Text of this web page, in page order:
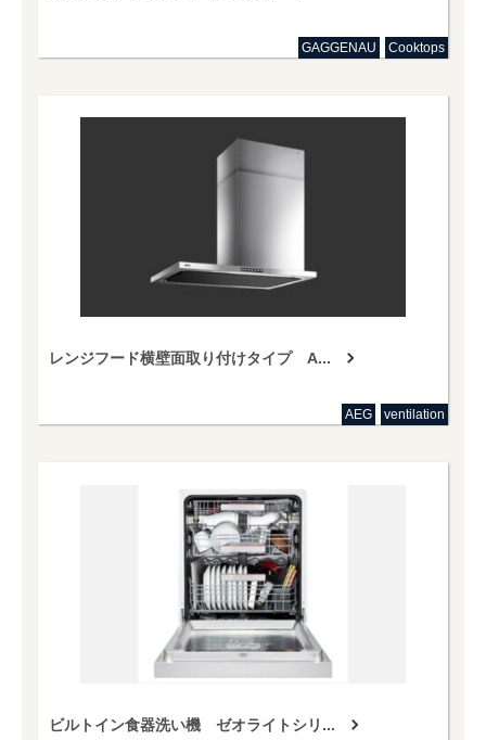
GAGGENAU Cooktops
レンジフード横壁面取り付けタイプ A...
AEG ventilation
ビルトイン食器洗い機 ゼオライトシリ...